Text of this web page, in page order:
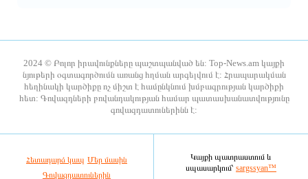
ամիսը
9 ժամ առաջ
գործընթացի մեջ է»
9 ժամ առաջ
Չինաստանում ստեղծել են 173 հազար
բարձրացման հարցերը
2024 © Բոլոր իրավունքները պաշտպանված են: Top-News.am կայքի
նյութերի օգտագործումն առանց հղման արգելվում է: Հրապարակման
հեղինակի կարծիքը ոչ միշտ է համընկնում խմբագրության կարծիքի
հետ: Գովազդների բովանդակության համար պատասխանատվությունը
գովազդատուներինն է:
Հետադարձ կապ Մեր մասին
Գովազդատուներին
Կայքի պատրաստում և
սպասարկում՝ sargssyan™